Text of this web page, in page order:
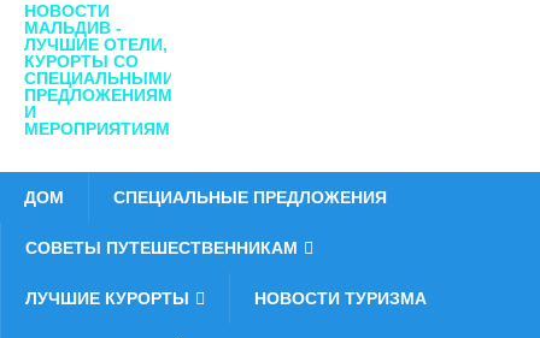
НОВОСТИ
МАЛЬДИВ -
ЛУЧШИЕ ОТЕЛИ,
КУРОРТЫ СО
СПЕЦИАЛЬНЫМИ
ПРЕДЛОЖЕНИЯМИ
И
МЕРОПРИЯТИЯМИ
ДОМ СПЕЦИАЛЬНЫЕ ПРЕДЛОЖЕНИЯ
СОВЕТЫ ПУТЕШЕСТВЕННИКАМ
ЛУЧШИЕ КУРОРТЫ НОВОСТИ ТУРИЗМА